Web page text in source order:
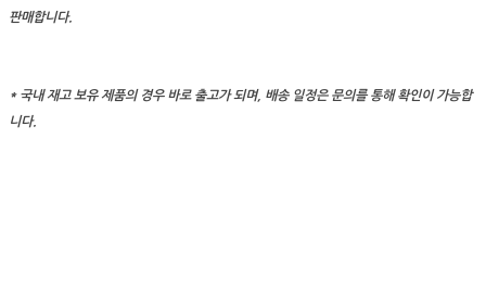
판매합니다.
* 국내 재고 보유 제품의 경우 바로 출고가 되며, 배송 일정은 문의를 통해 확인이 가능합
니다.